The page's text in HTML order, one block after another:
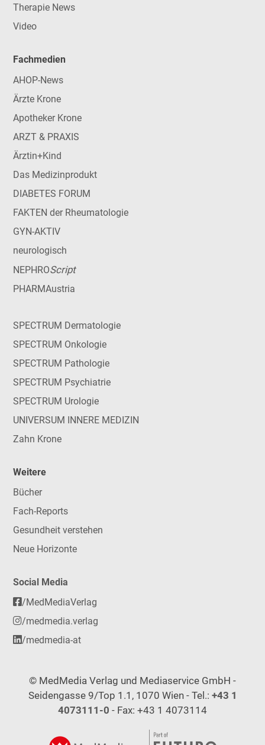
Therapie News
Video
Fachmedien
AHOP-News
Ärzte Krone
Apotheker Krone
ARZT & PRAXIS
Ärztin+Kind
Das Medizinprodukt
DIABETES FORUM
FAKTEN der Rheumatologie
GYN-AKTIV
neurologisch
NEPHROScript
PHARMAustria
SPECTRUM Dermatologie
SPECTRUM Onkologie
SPECTRUM Pathologie
SPECTRUM Psychiatrie
SPECTRUM Urologie
UNIVERSUM INNERE MEDIZIN
Zahn Krone
Weitere
Bücher
Fach-Reports
Gesundheit verstehen
Neue Horizonte
Social Media
/MedMediaVerlag
/medmedia.verlag
/medmedia-at
© MedMedia Verlag und Mediaservice GmbH -
Seidengasse 9/Top 1.1, 1070 Wien - Tel.: +43 1
4073111-0 - Fax: +43 1 4073114